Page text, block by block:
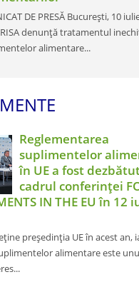
DE PRESĂ București, 10
denunță tratamentul
alimentare...
Reglementarea
suplimentelor
în UE a fost
cadrul conferinței
IN THE EU în 12
președinția UE în acest an,
alimentare este